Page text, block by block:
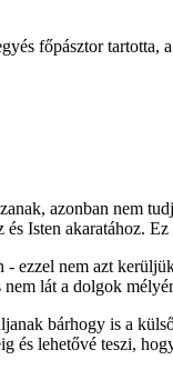
főpásztor tartotta, a
azonban nem
Isten akaratához.
ezzel nem azt
lát a dolgok
bárhogy is a
és lehetővé teszi,